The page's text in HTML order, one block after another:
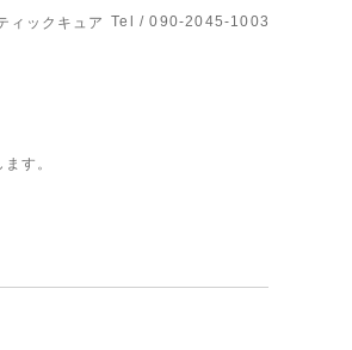
ィックキュア Tel / 090-2045-1003
す。